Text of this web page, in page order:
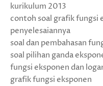
kurikulum 2013
contoh soal grafik fungsi
penyelesaiannya
soal dan pembahasan
soal pilihan ganda
fungsi eksponen dan
grafik fungsi eksponen